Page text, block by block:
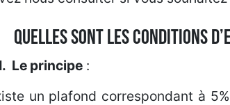
SONT LES CONDITIONS
Le principe :
un plafond correspondant à